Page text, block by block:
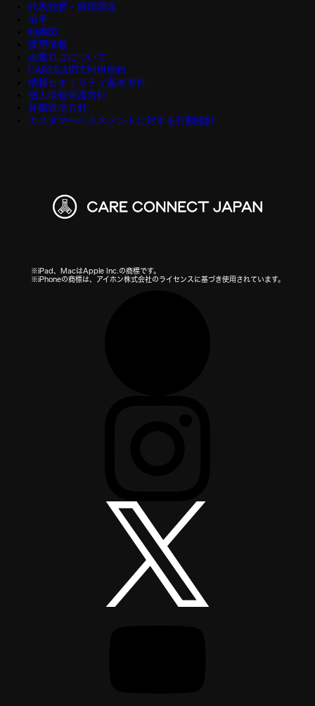
代表挨拶・経理理念
沿革
組織図
採用情報
企業ロゴについて
CAREKARTE利用規約
情報セキュリティ基本方針
個人情報保護方針
外部送信方針
カスタマーハラスメントに対する行動指針
※iPad、MacはApple Inc.の商標です。
※iPhoneの商標は、アイホン株式会社のライセンスに基づき使用されています。